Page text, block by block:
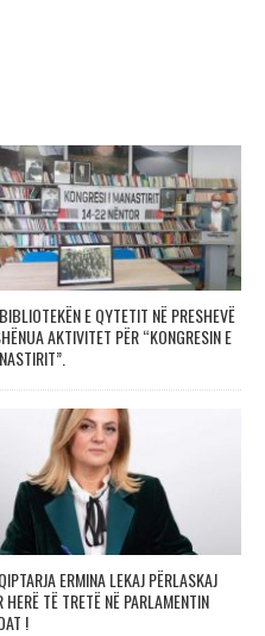
E QYTETIT NË PRESHEVË
AKTIVITET PËR “KONGRESIN E
ERMINA LEKAJ PËRLASKAJ
HERË TË TRETË NË PARLAMENTIN
!